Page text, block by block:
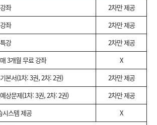
좌
2차만 제공
좌
2차만 제공
강
2차만 제공
3개월 무료 강좌
X
본서(1차: 3권, 2차: 2권)
2차만 제공
상문제(1차: 3권, 2차: 2권)
2차만 제공
시스템 제공
X